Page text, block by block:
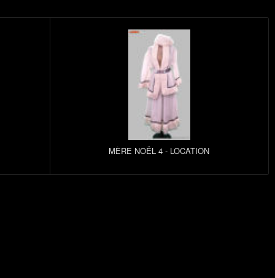
MÈRE NOËL 4 - LOCATION